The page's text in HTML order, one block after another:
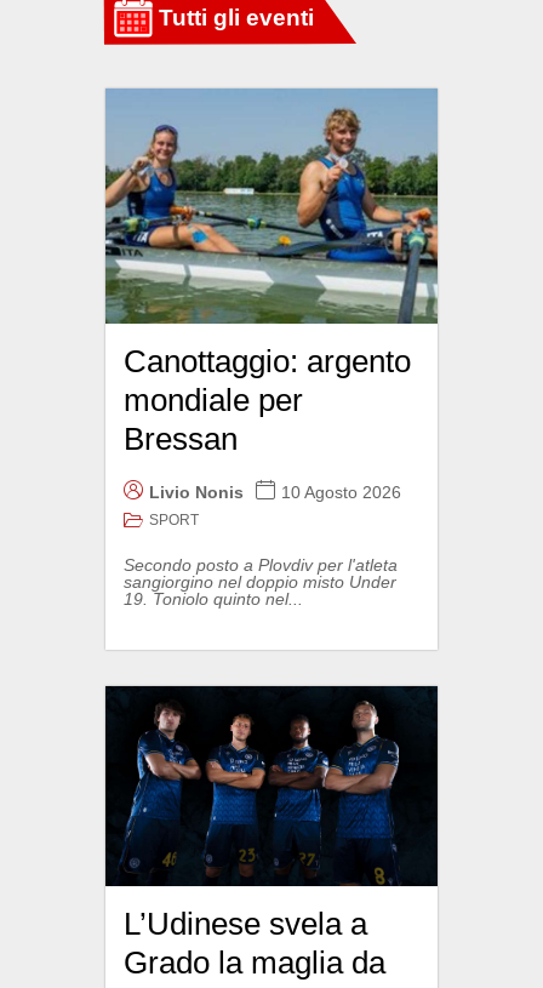
Canottaggio: argento
mondiale per
Bressan
Livio Nonis 10 Agosto 2026
SPORT
Secondo posto a Plovdiv per l'atleta
sangiorgino nel doppio misto Under
19. Toniolo quinto nel...
L’Udinese svela a
Grado la maglia da